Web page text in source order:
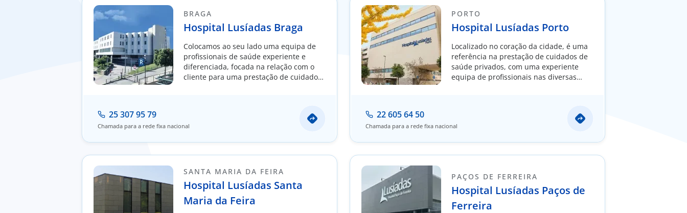
BRAGA
Hospital Lusíadas Braga
Colocamos ao seu lado uma equipa de
profissionais de saúde experiente e
diferenciada, focada na relação com o
cliente para uma prestação de cuidados
25 307 95 79
Chamada para a rede fixa nacional
PORTO
Hospital Lusíadas Porto
Localizado no coração da cidade, é uma
referência na prestação de cuidados de
saúde privados, com uma experiente
equipa de profissionais nas diversas
22 605 64 50
Chamada para a rede fixa nacional
SANTA MARIA DA FEIRA
Hospital Lusíadas Santa
Maria da Feira
PAÇOS DE FERREIRA
Hospital Lusíadas Paços de
Ferreira